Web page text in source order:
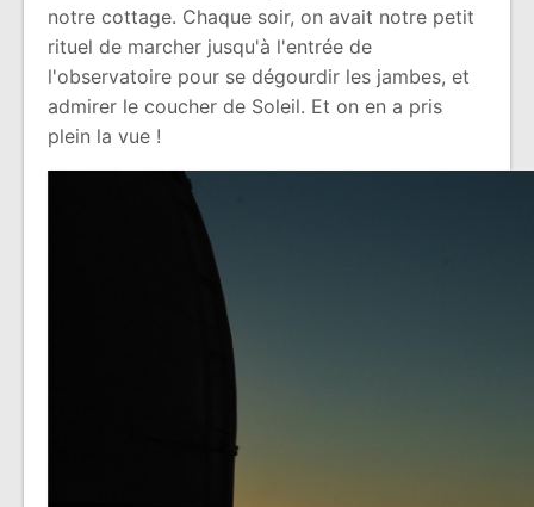
notre cottage. Chaque soir, on avait notre petit
rituel de marcher jusqu'à l'entrée de
l'observatoire pour se dégourdir les jambes, et
admirer le coucher de Soleil. Et on en a pris
plein la vue !